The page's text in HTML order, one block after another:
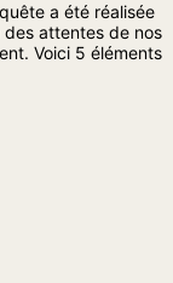
a été réalisée
des attentes de nos
Voici 5 éléments